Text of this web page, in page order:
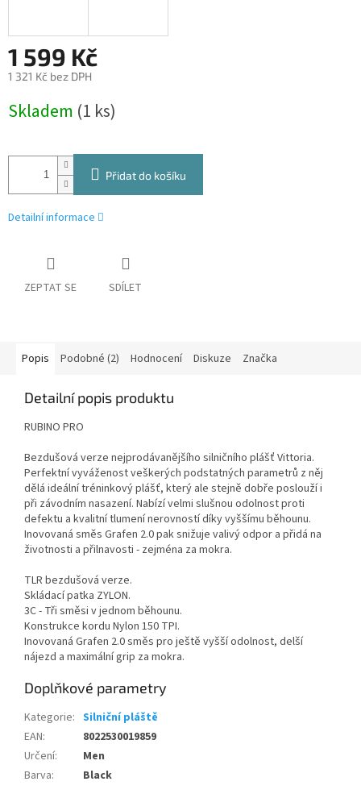
1 599 Kč
1 321 Kč bez DPH
cena:
Skladem (1 ks)
Přidat do košíku
Detailní informace
ZEPTAT SE SDÍLET
Popis Podobné (2) Hodnocení Diskuze Značka
Detailní popis produktu
RUBINO PRO
Bezdušová verze nejprodávanějšího silničního plášť Vittoria.
Perfektní vyváženost veškerých podstatných parametrů z něj
dělá ideální tréninkový plášť, který ale stejně dobře poslouží i
při závodním nasazení. Nabízí velmi slušnou odolnost proti
defektu a kvalitní tlumení nerovností díky vyššímu běhounu.
Inovovaná směs Grafen 2.0 pak snižuje valivý odpor a přidá na
životnosti a přilnavosti - zejména za mokra.
TLR bezdušová verze.
Skládací patka ZYLON.
3C - Tři směsi v jednom běhounu.
Konstrukce kordu Nylon 150 TPI.
Inovovaná Grafen 2.0 směs pro ještě vyšší odolnost, delší
nájezd a maximální grip za mokra.
Doplňkové parametry
Kategorie: Silniční pláště
EAN:
8022530019859
Určení:
Men
Barva: Black